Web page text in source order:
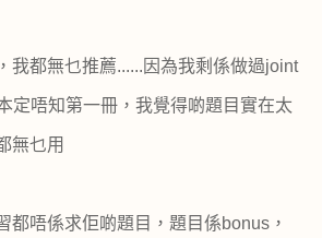
我都無乜推薦...... 因為我剩係做過joint
定唔知第一冊，我覺得啲題目實在太
無乜用
都唔係求佢啲題目，題目係bonus ，